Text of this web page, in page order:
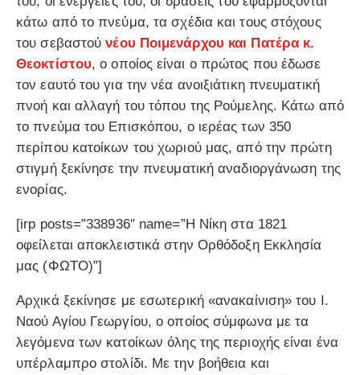
κάτω από το πνεύμα, τα σχέδια και τους στόχους
του σεβαστούνέου Ποιμενάρχου και Πατέρα κ.
Θεοκτίστου, ο οποίος είναι ο πρώτος που έδωσε
τον εαυτό του για την νέα ανοιξιάτικη πνευματική
πνοή και αλλαγή του τόπου της Ρούμελης. Κάτω από
το πνεύμα του Επισκόπου, ο ιερέας των 350
περίπου κατοίκων του χωριού μας, από την πρώτη
στιγμή ξεκίνησε την πνευματική αναδιοργάνωση της
ενορίας.
[irp posts=”338936″ name=”Η Νίκη στα 1821
οφείλεται αποκλειστικά στην Ορθόδοξη Εκκλησία
μας (ΦΩΤΟ)”]
Αρχικά ξεκίνησε με εσωτερική «ανακαίνιση» του Ι.
Ναού Αγίου Γεωργίου, ο οποίος σύμφωνα με τα
λεγόμενα των κατοίκων όλης της περιοχής είναι ένα
υπέρλαμπρο στολίδι. Με την βοήθεια και